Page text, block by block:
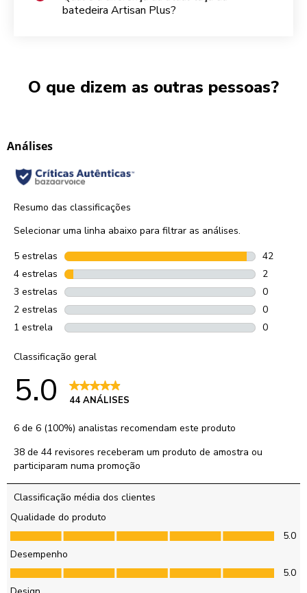
batedeira Artisan Plus?
O que dizem as outras pessoas?